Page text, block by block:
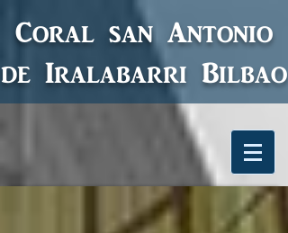
Coral san Antonio
de Iralabarri Bilbao